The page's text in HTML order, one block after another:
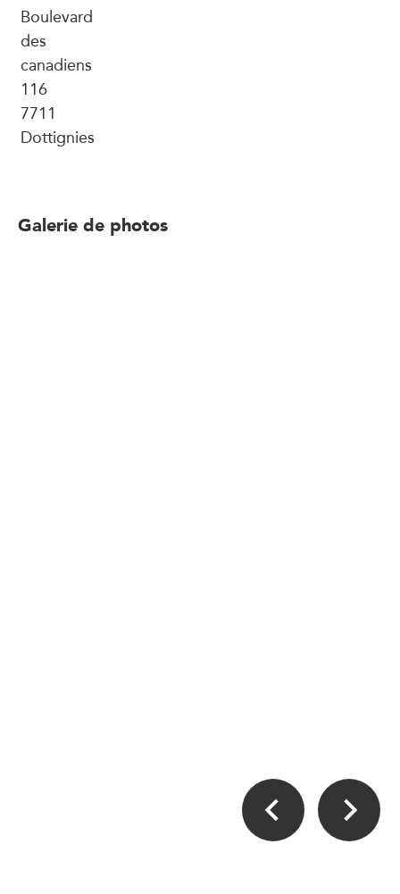
Boulevard
des
canadiens
116
7711
Dottignies
Galerie de photos